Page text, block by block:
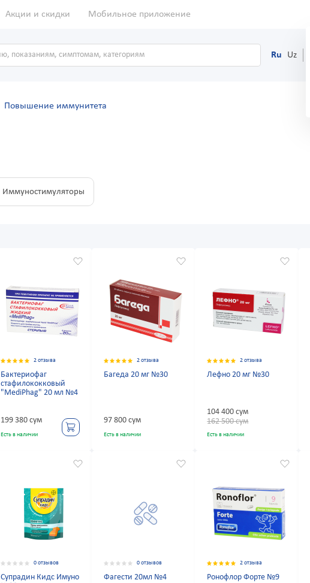
Акции и скидки Мобильное приложение
Ru Uz
Повышение иммунитета
Иммуностимуляторы
2 отзыва
Бактериофаг
стафилококковый
"MediPhag" 20 мл №4
199 380 сум
Есть в наличии
2 отзыва
Багеда 20 мг №30
97 800 сум
Есть в наличии
2 отзыва
Лефно 20 мг №30
104 400 сум
162 500 сум
Есть в наличии
0 отзывов
Супрадин Кидс Имуно
0 отзывов
Фагести 20мл №4
2 отзыва
Ронофлор Форте №9